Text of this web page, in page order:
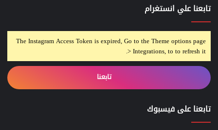
تابعنا علي انستغرام
The Instagram Access Token is expired, Go to the Theme options page
> Integrations, to to refresh it.
تابعنا
تابعنا على فيسبوك